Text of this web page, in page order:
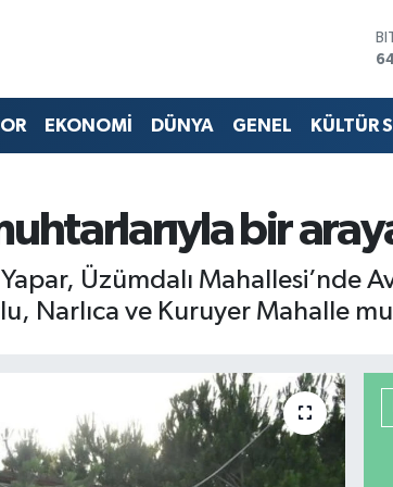
EKONOMİ DÜNYA GENEL KÜLTÜR
bir
Üzümdalı Mahallesi’nde
Narlıca ve Kuruyer Mahalle